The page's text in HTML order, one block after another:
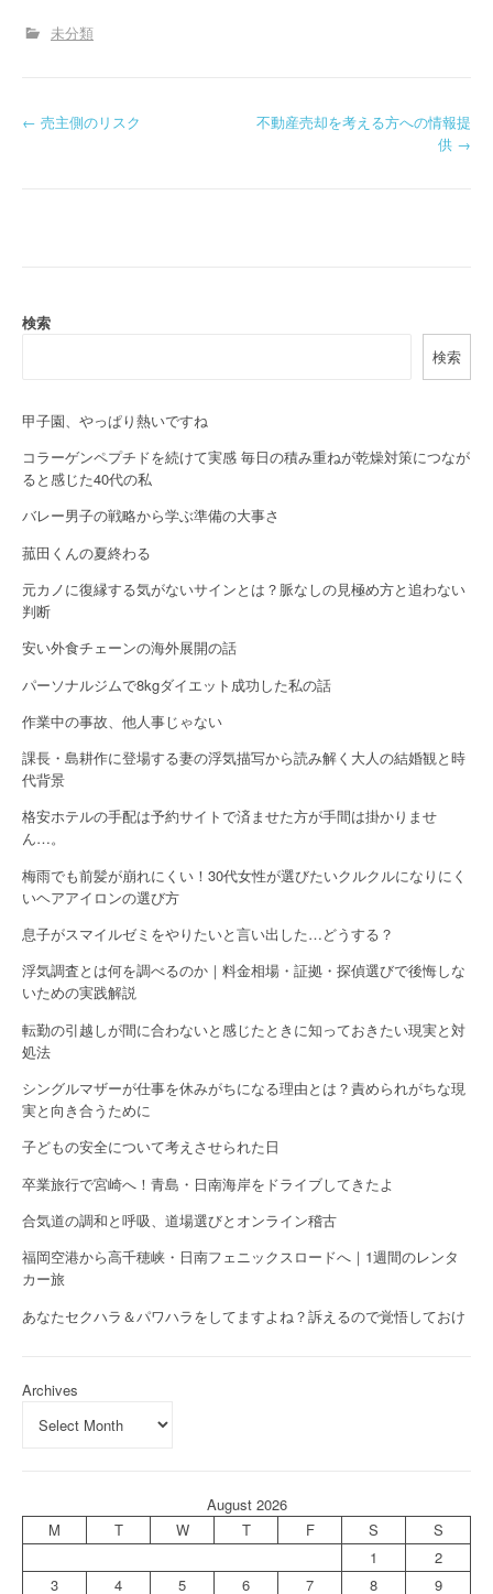
未分類
P
a
i
g
a
t
i
o
n
← 売主側のリスク
不動産売却を考える方への情報提
供 →
検索
検索
甲子園、やっぱり熱いですね
コラーゲンペプチドを続けて実感 毎日の積み重ねが乾燥対策につなが
ると感じた40代の私
バレー男子の戦略から学ぶ準備の大事さ
菰田くんの夏終わる
元カノに復縁する気がないサインとは？脈なしの見極め方と追わない
判断
安い外食チェーンの海外展開の話
パーソナルジムで8kgダイエット成功した私の話
作業中の事故、他人事じゃない
課長・島耕作に登場する妻の浮気描写から読み解く大人の結婚観と時
代背景
格安ホテルの手配は予約サイトで済ませた方が手間は掛かりませ
ん…。
梅雨でも前髪が崩れにくい！30代女性が選びたいクルクルになりにく
いヘアアイロンの選び方
息子がスマイルゼミをやりたいと言い出した…どうする？
浮気調査とは何を調べるのか｜料金相場・証拠・探偵選びで後悔しな
いための実践解説
転勤の引越しが間に合わないと感じたときに知っておきたい現実と対
処法
シングルマザーが仕事を休みがちになる理由とは？責められがちな現
実と向き合うために
子どもの安全について考えさせられた日
卒業旅行で宮崎へ！青島・日南海岸をドライブしてきたよ
合気道の調和と呼吸、道場選びとオンライン稽古
福岡空港から高千穂峡・日南フェニックスロードへ｜1週間のレンタ
カー旅
あなたセクハラ＆パワハラをしてますよね？訴えるので覚悟しておけ
Archives
August 2026
M
T W T F S
S
1
2
3
4 5 6 7 8 9